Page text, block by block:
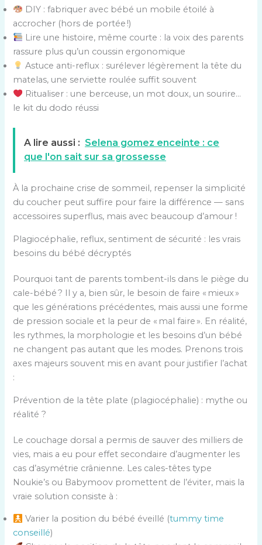
DIY : fabriquer avec bébé un mobile étoilé à
accrocher (hors de portée !)
Lire une histoire, même courte : la voix des parents
rassure plus qu’un coussin ergonomique
Astuce anti-reflux : surélever légèrement la tête du
matelas, une serviette roulée suffit souvent
Ritualiser : une berceuse, un mot doux, un sourire…
le kit du dodo réussi
A lire aussi : Selena gomez enceinte : ce
que l'on sait sur sa grossesse
À la prochaine crise de sommeil, repenser la simplicité
du coucher peut suffire pour faire la différence — sans
accessoires superflus, mais avec beaucoup d’amour !
Plagiocéphalie, reflux, sentiment de sécurité : les vrais
besoins du bébé décryptés
Pourquoi tant de parents tombent-ils dans le piège du
cale-bébé ? Il y a, bien sûr, le besoin de faire « mieux »
que les générations précédentes, mais aussi une forme
de pression sociale et la peur de « mal faire ». En réalité,
les rythmes, la morphologie et les besoins d’un bébé
ne changent pas autant que les modes. Prenons trois
axes majeurs souvent mis en avant pour justifier l’achat
:
Prévention de la tête plate (plagiocéphalie) : mythe ou
réalité ?
Le couchage dorsal a permis de sauver des milliers de
vies, mais a eu pour effet secondaire d’augmenter les
cas d’asymétrie crânienne. Les cales-têtes type
Noukie’s ou Babymoov promettent de l’éviter, mais la
vraie solution consiste à :
Varier la position du bébé éveillé (tummy time
conseillé)